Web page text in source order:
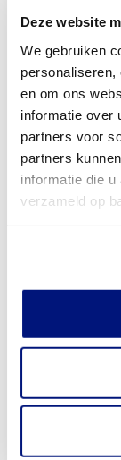
Deze website
We gebruiken
en om ons
informatie over
partners voor
partners
informatie die
verzameld op
Zijn er ook
uitvoeringen?
Is de
Wordt de
lease regeling
Wanneer mag
toestemming
Kan ik een
Wat valt er
Wordt een
Betaal ik een